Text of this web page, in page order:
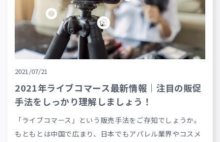
2021/07/21
2021年ライブコマース最新情報｜注目の販促
手法をしっかり理解しましょう！
「ライブコマース」という販売手法をご存知でしょうか。
もともとは中国で広まり、日本でもアパレル業界やコスメ